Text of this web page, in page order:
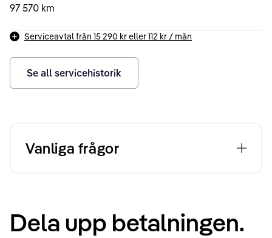
97 570 km
Serviceavtal från 15 290 kreller112 kr / mån
Se all servicehistorik
Vanliga frågor
Dela upp betalningen.